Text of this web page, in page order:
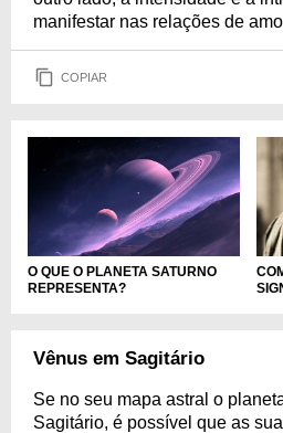
manifestar nas relações de
COPIAR
O QUE O PLANETA SATURNO
REPRESENTA?
Vênus em Sagitário
Se no seu mapa astral o
Sagitário, é possível que as